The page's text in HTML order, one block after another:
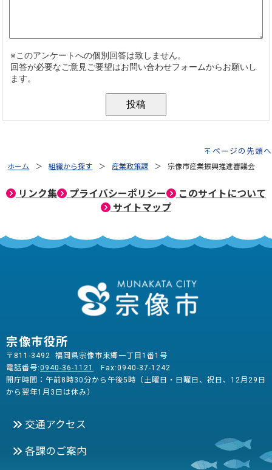
ページの先頭へ
ホーム 組織から探す 産業政策課 宗像市産業振興推進審議会
リンク集 プライバシーポリシー
このサイトについて
サイトマップ
宗像市役所
〒811-3492 福岡県宗像市東郷一丁目1番1号
電話番号:0940-36-1121
Fax:0940-37-1242
開庁時間：午前8時30分から午後5時（土曜日・日曜日、祝日、12月29日
から翌年1月3日は休み）
交通アクセス
各課のご案内